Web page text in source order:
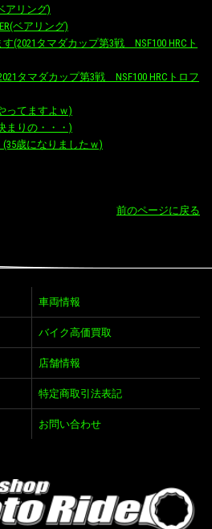
アリング)
ベアリング)
(2021タマダカップ第3戦 NSF100 HRCト
タマダカップ第3戦 NSF100 HRCトロフ
ってますよｗ)
まりの・・・)
歳になりましたｗ)
前のページに戻る
車両情報
バイク高価買取
店舗情報
特定商取引法表記
お問い合わせ